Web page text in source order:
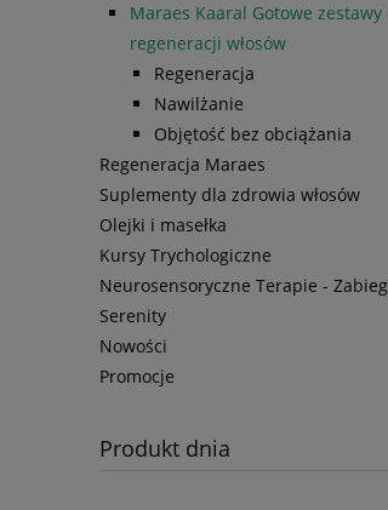
Maraes Kaaral Gotowe zestawy
regeneracji włosów
Regeneracja
Nawilżanie
Objętość bez obciążania
Regeneracja Maraes
Suplementy dla zdrowia włosów
Olejki i masełka
Kursy Trychologiczne
Neurosensoryczne Terapie -
Serenity
Nowości
Promocje
Produkt dnia